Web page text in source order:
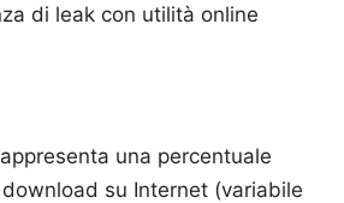
di leak con utilità online
una percentuale
su Internet (variabile